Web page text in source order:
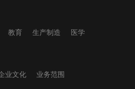
教育 生产制造 医学
业文化 业务范围